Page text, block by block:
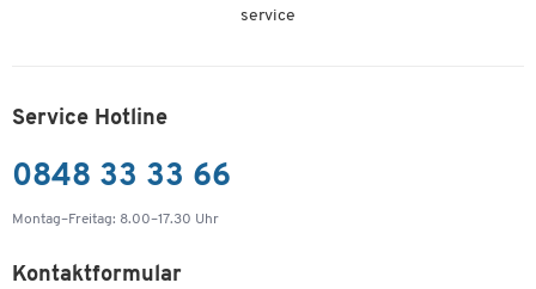
service
Service Hotline
0848 33 33 66
Montag–Freitag: 8.00–17.30 Uhr
Kontaktformular